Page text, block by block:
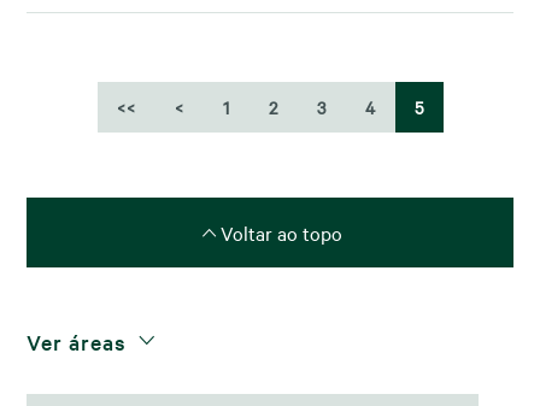
<< < 1 2 3 4 5
Voltar ao topo
Ver áreas